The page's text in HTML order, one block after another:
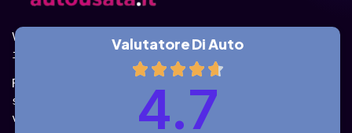
Valuta la tua auto online, gratis e in pochi
istanti.
Ricevi la quotazione dai vari partner e potrai
sceglierla come venderla in modo sicuro,
veloce e rapido!
Valutatore Di Auto
4.7